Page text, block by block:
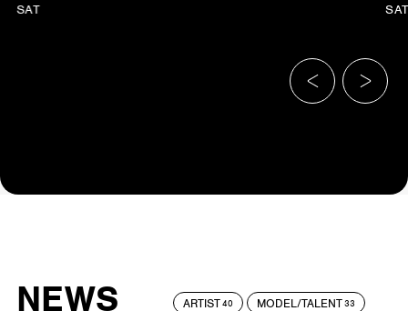
SAT
NEWS
ARTIST40 MODEL/TALENT33